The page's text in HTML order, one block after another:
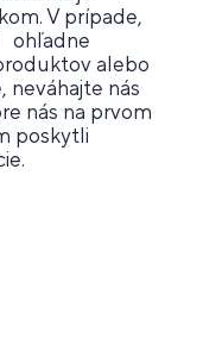
V prípade,
alebo
neváhajte nás
nás na prvom
poskytli